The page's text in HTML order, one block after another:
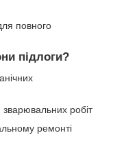
повного
підлоги?
зварювальних робіт
ремонті